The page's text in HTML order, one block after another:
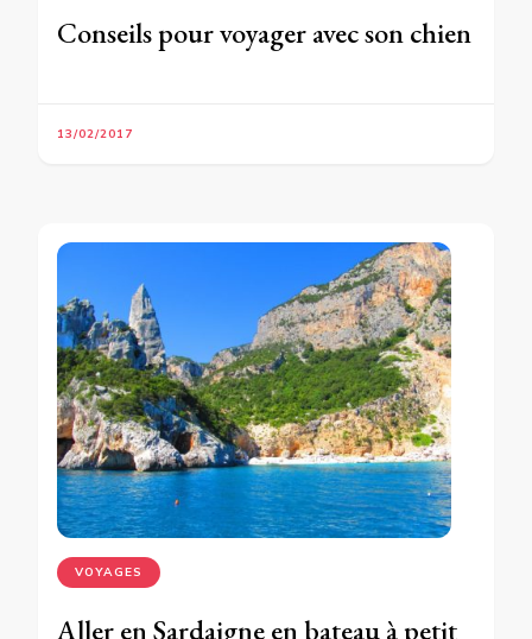
Conseils pour voyager avec son chien
13/02/2017
VOYAGES
Aller en Sardaigne en bateau à petit